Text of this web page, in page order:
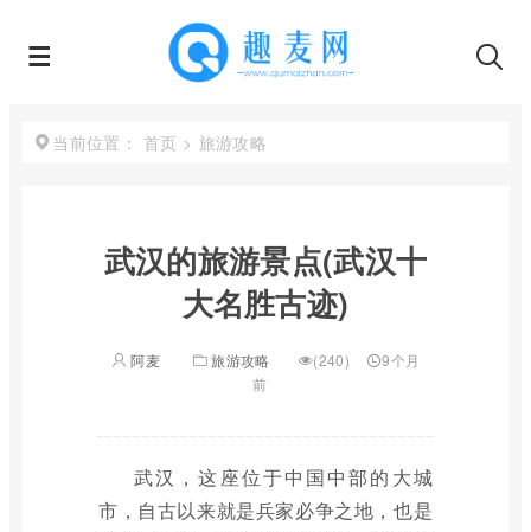
当前位置： 首页 > 旅游攻略
武汉的旅游景点(武汉十
大名胜古迹)
阿麦 旅游攻略 (240)
9个月
前
武汉，这座位于中国中部的大城
市，自古以来就是兵家必争之地，也是